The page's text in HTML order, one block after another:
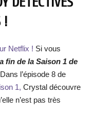
!
Netflix ! Si vous
fin de la Saison 1 de
l’épisode 8 de
1, Crystal découvre
n’est pas très